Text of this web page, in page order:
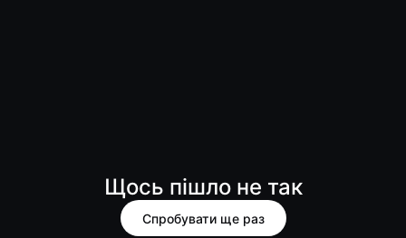
Щось пішло не так
Спробувати ще раз